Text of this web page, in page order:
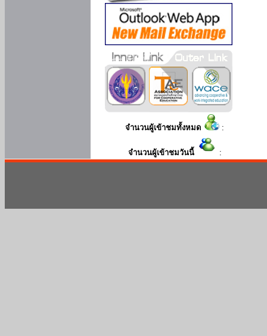
จำนวนผู้เข้าชมทั้งหมด :
จำนวนผู้เข้าชมวันนี้ :